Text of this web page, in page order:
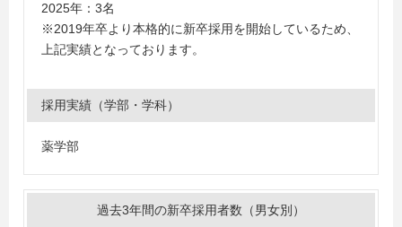
2025年：3名
※2019年卒より本格的に新卒採用を開始しているため、
上記実績となっております。
採用実績（学部・学科）
薬学部
過去3年間の新卒採用者数（男女別）